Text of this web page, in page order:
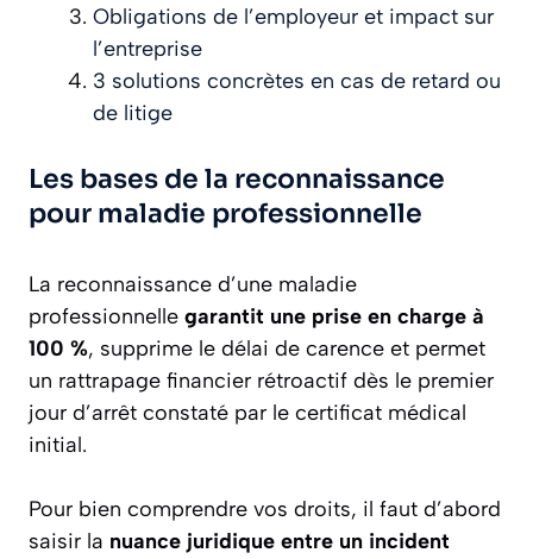
Obligations de l’employeur et impact sur
l’entreprise
3 solutions concrètes en cas de retard ou
de litige
Les bases de la reconnaissance
pour maladie professionnelle
La reconnaissance d’une maladie
professionnelle garantit une prise en charge à
100 %, supprime le délai de carence et permet
un rattrapage financier rétroactif dès le premier
jour d’arrêt constaté par le certificat médical
initial.
Pour bien comprendre vos droits, il faut d’abord
saisir la nuance juridique entre un incident